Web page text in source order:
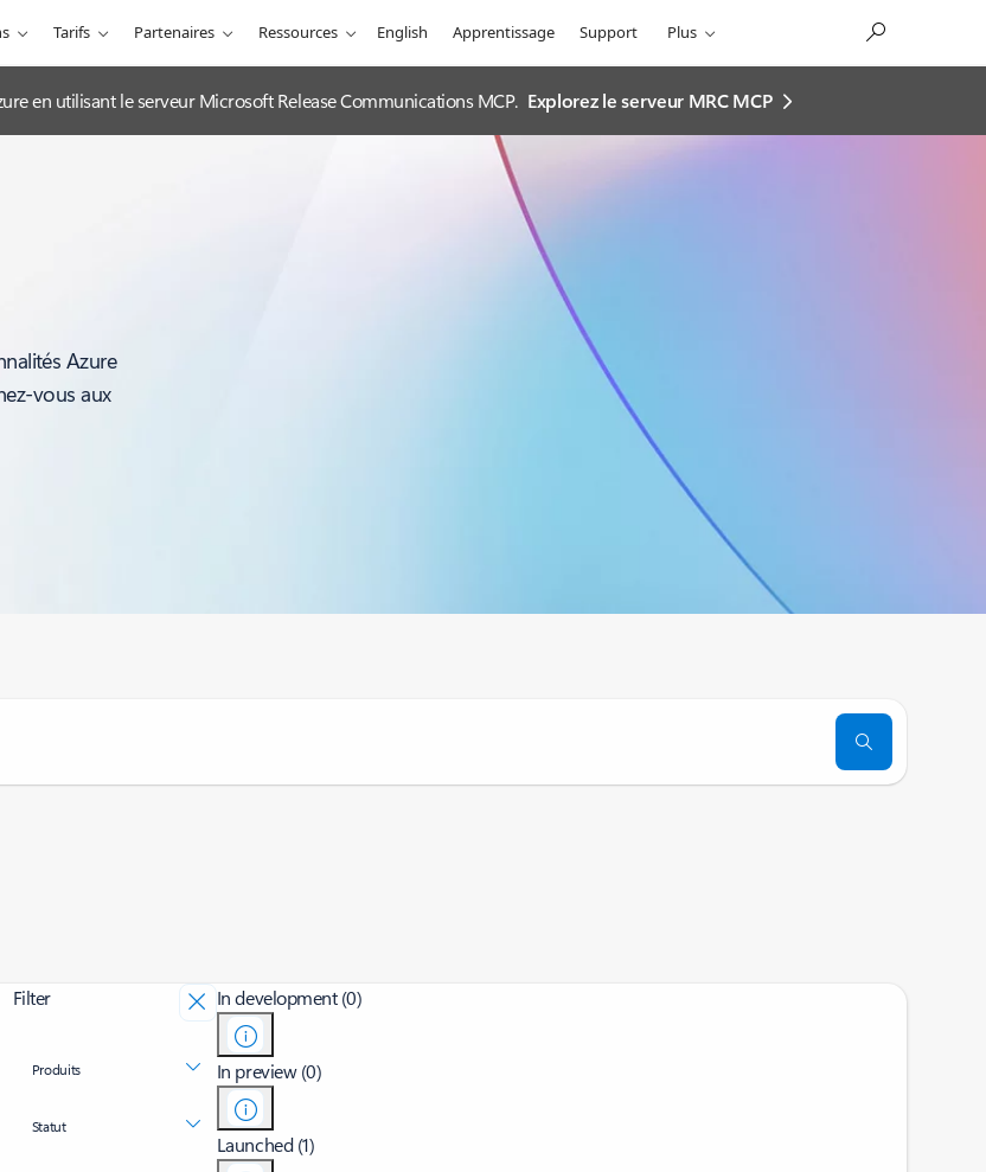
Tarifs Partenaires Ressources English Apprentissage Support Plus
en utilisant le serveur Microsoft Release Communications MCP. Explorez le serveur MRC MCP
Azure
vous aux
Filter
Produits
Statut
In development (0)
In preview (0)
Launched (1)